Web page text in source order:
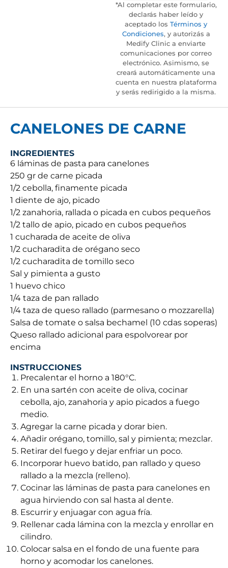
*Al completar este formulario,
declarás haber leído y
aceptado los Términos y
Condiciones, y autorizás a
Medify Clinic a enviarte
comunicaciones por correo
electrónico. Asimismo, se
creará automáticamente una
cuenta en nuestra plataforma
y serás redirigido a la misma.
CANELONES DE CARNE
INGREDIENTES
6 láminas de pasta para canelones
250 gr de carne picada
1/2 cebolla, finamente picada
1 diente de ajo, picado
1/2 zanahoria, rallada o picada en cubos pequeños
1/2 tallo de apio, picado en cubos pequeños
1 cucharada de aceite de oliva
1/2 cucharadita de orégano seco
1/2 cucharadita de tomillo seco
Sal y pimienta a gusto
1 huevo chico
1/4 taza de pan rallado
1/4 taza de queso rallado (parmesano o mozzarella)
Salsa de tomate o salsa bechamel (10 cdas soperas)
Queso rallado adicional para espolvorear por
encima
INSTRUCCIONES
Precalentar el horno a 180°C.
En una sartén con aceite de oliva, cocinar
cebolla, ajo, zanahoria y apio picados a fuego
medio.
Agregar la carne picada y dorar bien.
Añadir orégano, tomillo, sal y pimienta; mezclar.
Retirar del fuego y dejar enfriar un poco.
Incorporar huevo batido, pan rallado y queso
rallado a la mezcla (relleno).
Cocinar las láminas de pasta para canelones en
agua hirviendo con sal hasta al dente.
Escurrir y enjuagar con agua fría.
Rellenar cada lámina con la mezcla y enrollar en
cilindro.
Colocar salsa en el fondo de una fuente para
horno y acomodar los canelones.